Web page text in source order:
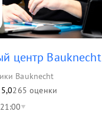
центр Bauknecht
Bauknecht
5,0265 оценки